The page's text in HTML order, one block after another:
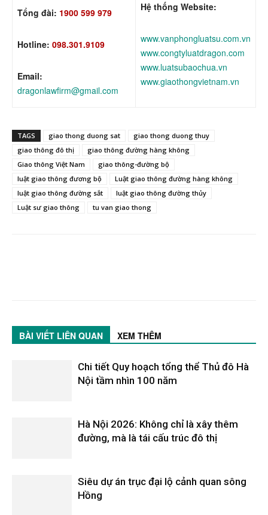
Tổng đài: 1900 599 979
Hotline: 098.301.9109
Email:
dragonlawfirm@gmail.com
Hệ thống Website:
www.vanphongluatsu.com.vn
www.congtyluatdragon.com
www.luatsubaochua.vn
www.giaothongvietnam.vn
TAGS giao thong duong sat
giao thong duong thuy
giao thông đô thị
giao thông đường hàng không
Giao thông Việt Nam
giao thông-đường bộ
luật giao thông đương bộ
Luật giao thông đường hàng không
luật giao thông đường sắt
luật giao thông đường thủy
Luật sư giao thông
tu van giao thong
BÀI VIẾT LIÊN QUAN XEM THÊM
Chi tiết Quy hoạch tổng thể Thủ đô Hà
Nội tầm nhìn 100 năm
Hà Nội 2026: Không chỉ là xây thêm
đường, mà là tái cấu trúc đô thị
Siêu dự án trục đại lộ cảnh quan sông
Hồng